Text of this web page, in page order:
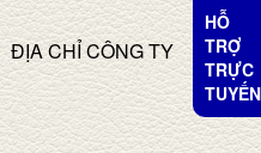
ĐỊA CHỈ CÔNG TY
HỖ
TRỢ
TRỰC
TUYẾN